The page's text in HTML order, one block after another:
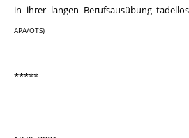
in ihrer langen Berufsausübung
APA/OTS)
*****